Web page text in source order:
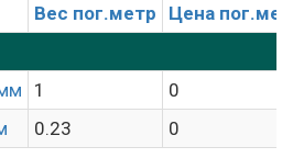
Вес пог.метр
Цена
1
0
0.23 0